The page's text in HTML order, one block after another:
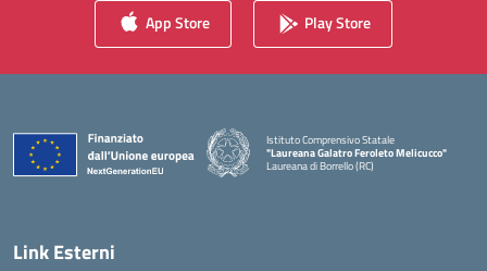
App Store Play Store
Istituto Comprensivo Statale
"Laureana Galatro Feroleto Melicucco"
Laureana di Borrello (RC)
Link Esterni